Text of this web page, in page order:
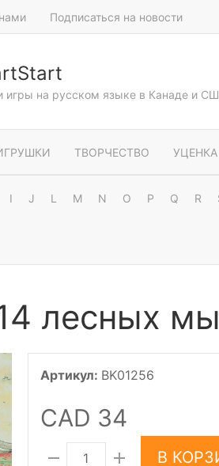
Подписаться на новости
игры на русском языке в Канаде и
ТВОРЧЕСТВО УЦЕНКА
I J L M N O P Q R
лесных
Артикул: BK01256
CAD 34
В